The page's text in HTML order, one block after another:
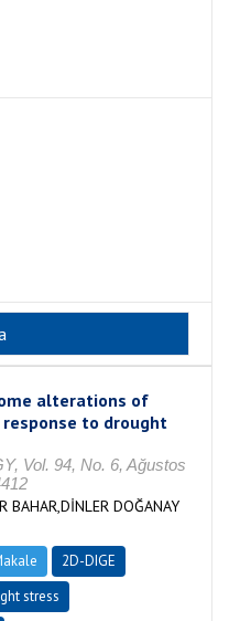
alterations of
to drought
Vol. 94, No. 6, Ağustos
DOĞANAY
2D-DIGE
stress